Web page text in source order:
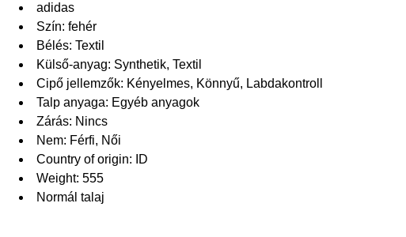
adidas
Szín: fehér
Bélés: Textil
Külső-anyag: Synthetik, Textil
Cipő jellemzők: Kényelmes, Könnyű, Labdakontroll
Talp anyaga: Egyéb anyagok
Zárás: Nincs
Nem: Férfi, Női
Country of origin: ID
Weight: 555
Normál talaj